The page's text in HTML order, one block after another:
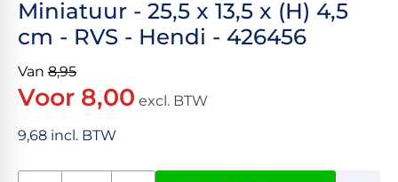
Miniatuur - 25,5 x 13,5 x (H) 4,5
cm - RVS - Hendi - 426456
Van 8,95
Voor 8,00 excl. BTW
9,68 incl. BTW